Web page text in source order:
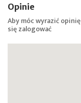
Opinie
Aby móc wyrazić
sięzalogować